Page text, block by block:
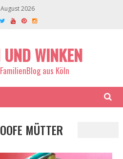
2026
WINKEN
aus Köln
MÜTTER